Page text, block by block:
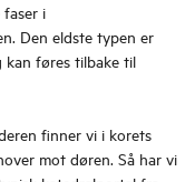
faser i
Den eldste typen er
kan føres tilbake til
finner vi i korets
mot døren. Så har vi